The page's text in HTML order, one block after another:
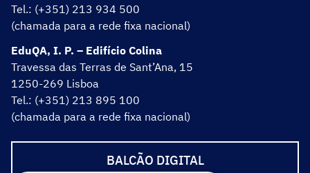
Tel.: (+351) 213 934 500
(chamada para a rede fixa nacional)
EduQA, I. P. – Edifício Colina
Travessa das Terras de Sant’Ana, 15
1250-269 Lisboa
Tel.: (+351) 213 895 100
(chamada para a rede fixa nacional)
BALCÃO DIGITAL